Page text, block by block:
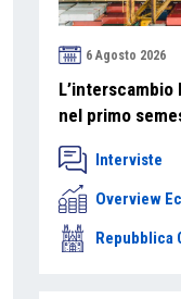
6 Agosto 2026
nel primo
Interviste
Overview
Repubblica